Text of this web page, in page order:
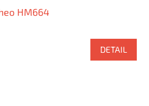
HM664
DETAIL